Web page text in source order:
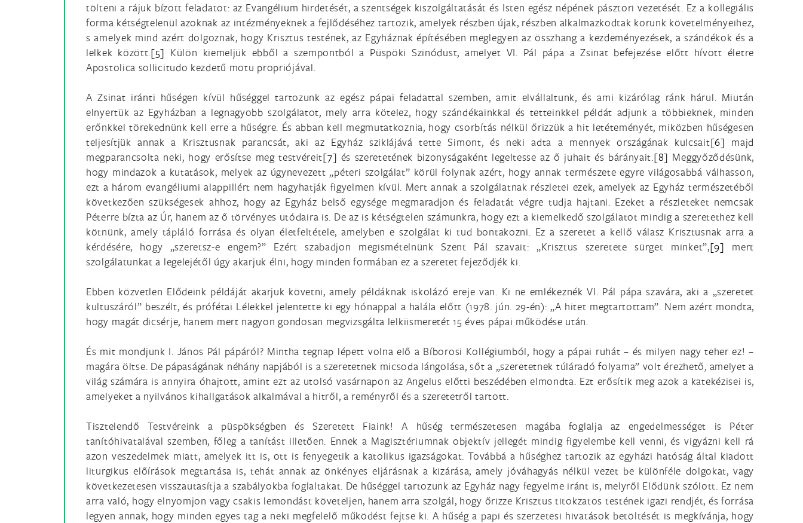
tölteni a rájuk bízott feladatot: az Evangélium hirdetését, a szentségek kiszolgáltatását és Isten egész népének pásztori vezetését. Ez a kollegiális
forma kétségtelenül azoknak az intézményeknek a fejlődéséhez tartozik, amelyek részben újak, részben alkalmazkodtak korunk követelményeihez,
s amelyek mind azért dolgoznak, hogy Krisztus testének, az Egyháznak építésében meglegyen az összhang a kezdeményezések, a szándékok és a
lelkek között.[5] Külön kiemeljük ebből a szempontból a Püspöki Szinódust, amelyet VI. Pál pápa a Zsinat befejezése előtt hívott életre
Apostolica sollicitudo kezdetű motu propriójával.
A Zsinat iránti hűségen kívül hűséggel tartozunk az egész pápai feladattal szemben, amit elvállaltunk, és ami kizárólag ránk hárul. Miután
elnyertük az Egyházban a legnagyobb szolgálatot, mely arra kötelez, hogy szándékainkkal és tetteinkkel példát adjunk a többieknek, minden
erőnkkel törekednünk kell erre a hűségre. És abban kell megmutatkoznia, hogy csorbítás nélkül őrizzük a hit letéteményét, miközben hűségesen
teljesítjük annak a Krisztusnak parancsát, aki az Egyház sziklájává tette Simont, és neki adta a mennyek országának kulcsait[6] majd
megparancsolta neki, hogy erősítse meg testvéreit[7] és szeretetének bizonyságaként legeltesse az ő juhait és bárányait.[8] Meggyőződésünk,
hogy mindazok a kutatások, melyek az úgynevezett „péteri szolgálat” körül folynak azért, hogy annak természete egyre világosabbá válhasson,
ezt a három evangéliumi alappillért nem hagyhatják figyelmen kívül. Mert annak a szolgálatnak részletei ezek, amelyek az Egyház természetéből
következően szükségesek ahhoz, hogy az Egyház belső egysége megmaradjon és feladatát végre tudja hajtani. Ezeket a részleteket nemcsak
Péterre bízta az Úr, hanem az ő törvényes utódaira is. De az is kétségtelen számunkra, hogy ezt a kiemelkedő szolgálatot mindig a szeretethez kell
kötnünk, amely tápláló forrása és olyan életfeltétele, amelyben e szolgálat ki tud bontakozni. Ez a szeretet a kellő válasz Krisztusnak arra a
kérdésére, hogy „szeretsz-e engem?” Ezért szabadjon megismételnünk Szent Pál szavait: „Krisztus szeretete sürget minket”,[9] mert
szolgálatunkat a legelejétől úgy akarjuk élni, hogy minden formában ez a szeretet fejeződjék ki.
Ebben közvetlen Elődeink példáját akarjuk követni, amely példáknak iskolázó ereje van. Ki ne emlékeznék VI. Pál pápa szavára, aki a „szeretet
kultuszáról” beszélt, és prófétai Lélekkel jelentette ki egy hónappal a halála előtt (1978. jún. 29-én): „A hitet megtartottam”. Nem azért mondta,
hogy magát dicsérje, hanem mert nagyon gondosan megvizsgálta lelkiismeretét 15 éves pápai működése után.
És mit mondjunk I. János Pál pápáról? Mintha tegnap lépett volna elő a Bíborosi Kollégiumból, hogy a pápai ruhát – és milyen nagy teher ez! –
magára öltse. De pápaságának néhány napjából is a szeretetnek micsoda lángolása, sőt a „szeretetnek túláradó folyama” volt érezhető, amelyet a
világ számára is annyira óhajtott, amint ezt az utolsó vasárnapon az Angelus előtti beszédében elmondta. Ezt erősítik meg azok a katekézisei is,
amelyeket a nyilvános kihallgatások alkalmával a hitről, a reményről és a szeretetről tartott.
Tisztelendő Testvéreink a püspökségben és Szeretett Fiaink! A hűség természetesen magába foglalja az engedelmességet is Péter
tanítóhivatalával szemben, főleg a tanítást illetően. Ennek a Magisztériumnak objektív jellegét mindig figyelembe kell venni, és vigyázni kell rá
azon veszedelmek miatt, amelyek itt is, ott is fenyegetik a katolikus igazságokat. Továbbá a hűséghez tartozik az egyházi hatóság által kiadott
liturgikus előírások megtartása is, tehát annak az önkényes eljárásnak a kizárása, amely jóváhagyás nélkül vezet be különféle dolgokat, vagy
következetesen visszautasítja a szabályokba foglaltakat. De hűséggel tartozunk az Egyház nagy fegyelme iránt is, melyről Elődünk szólott. Ez nem
arra való, hogy elnyomjon vagy csakis lemondást követeljen, hanem arra szolgál, hogy őrizze Krisztus titokzatos testének igazi rendjét, és forrása
legyen annak, hogy minden egyes tag a neki megfelelő működést fejtse ki. A hűség a papi és szerzetesi hivatások betöltését is megkívánja, hogy